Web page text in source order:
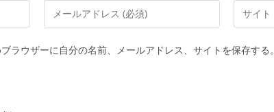
ラウザーに自分の名前、メールアドレス、サイトを保存する。